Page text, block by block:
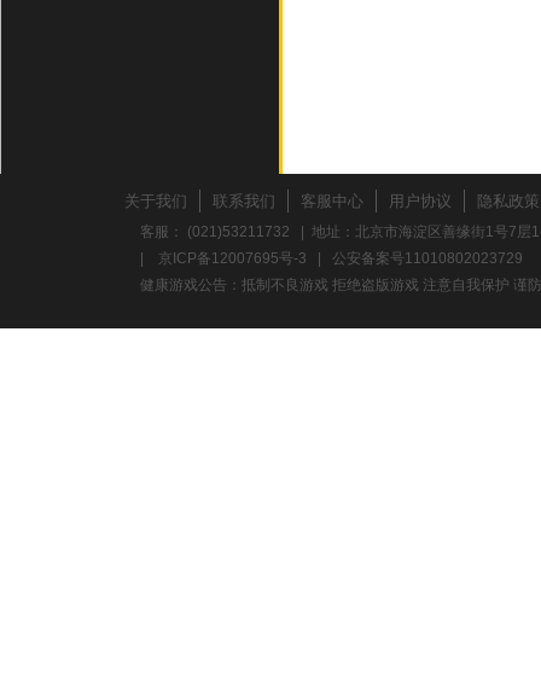
关于我们 联系我们 客服中心 用户协议 隐私政策
客服： (021)53211732 | 地址：北京市海淀区善缘街1号7
京ICP备12007695号-3
公安备案号11010802023729
健康游戏公告：抵制不良游戏 拒绝盗版游戏 注意自我保护 谨